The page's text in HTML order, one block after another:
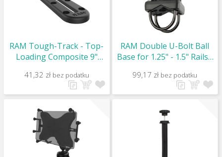
RAM Tough-Track - Top-
Loading Composite 9"
41,32 zł bez podatku
RAM Double U-Bolt Ball
Base for 1.25" - 1.5" Rails -
99,17 zł bez podatku